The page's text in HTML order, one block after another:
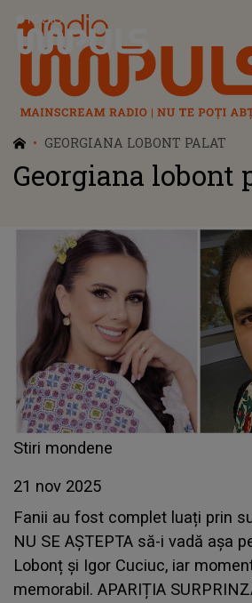
Radio Impuls
GEORGIANA LOBONT PALAT
Georgiana lobont
Stiri mondene
21 nov 2025
Fanii au fost complet luați prin
NU SE AȘTEPTA să-i vadă așa
Lobonț și Igor Cuciuc, iar
memorabil. APARIȚIA